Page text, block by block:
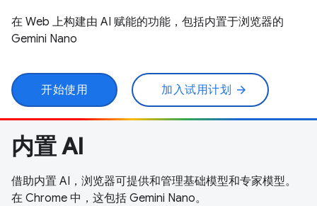
在 Web 上构建由 AI 赋能的功能，包括内置于浏览器的
Gemini Nano
开始使用 加入试用计划 arrow_forward
内置 AI
借助内置 AI，浏览器可提供和管理基础模型和专家模型。
在 Chrome 中，这包括 Gemini Nano。